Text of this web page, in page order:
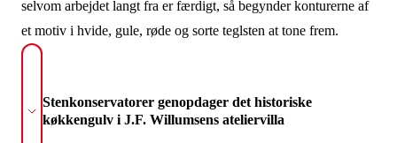
selvom arbejdet langt fra er færdigt, så begynder konturerne af
et motiv i hvide, gule, røde og sorte teglsten at tone frem.
Stenkonservatorer genopdager det historiske
køkkengulv i J.F. Willumsens ateliervilla